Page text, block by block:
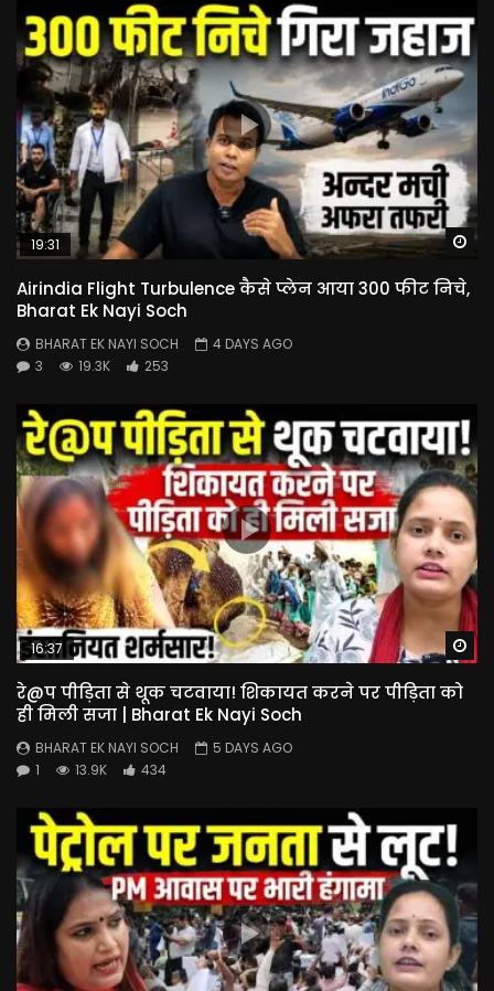
19:31
Airindia Flight Turbulence कैसे प्लेन आया 300 फीट निचे,
Bharat Ek Nayi Soch
BHARAT EK NAYI SOCH
4 DAYS AGO
3
19.3K 253
16:37
रे@प पीड़िता से थूक चटवाया! शिकायत करने पर पीड़िता को
ही मिली सजा | Bharat Ek Nayi Soch
BHARAT EK NAYI SOCH
5 DAYS AGO
1
13.9K 434